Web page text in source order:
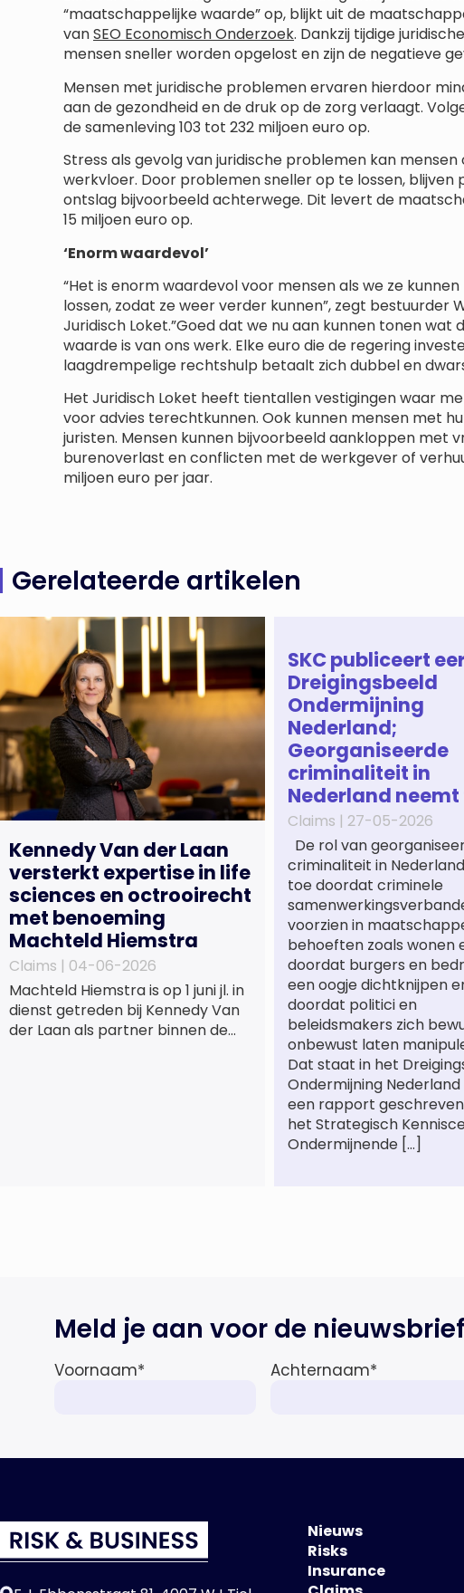
“maatschappelijke waarde” op, blijkt uit de
vanSEO Economisch Onderzoek. Dankzij tijdige
mensen sneller worden opgelost en zijn de negatieve
Mensen met juridische problemen ervaren hierdoor
aan de gezondheid en de druk op de zorg verlaagt.
de samenleving 103 tot 232 miljoen euro op.
Stress als gevolg van juridische problemen kan
werkvloer. Door problemen sneller op te lossen, blijven
ontslag bijvoorbeeld achterwege. Dit levert de
15 miljoen euro op.
‘Enorm waardevol’
“Het is enorm waardevol voor mensen als we ze
lossen, zodat ze weer verder kunnen”, zegt bestuurder
Juridisch Loket.”Goed dat we nu aan kunnen tonen
waarde is van ons werk. Elke euro die de regering
laagdrempelige rechtshulp betaalt zich dubbel en
Het Juridisch Loket heeft tientallen vestigingen waar
voor advies terechtkunnen. Ook kunnen mensen met
juristen. Mensen kunnen bijvoorbeeld aankloppen met
burenoverlast en conflicten met de werkgever of
miljoen euro per jaar.
Gerelateerde artikelen
Kennedy Van der Laan
versterkt expertise in life
sciences en octrooirecht
met benoeming
Machteld Hiemstra
Claims | 04-06-2026
Machteld Hiemstra is op 1 juni jl. in
dienst getreden bij Kennedy Van
der Laan als partner binnen de
SKC publiceert
Dreigingsbeeld
Ondermijning
Nederland;
Georganiseerde
criminaliteit in
Nederland neemt
Claims | 27-05-2026
De rol van
criminaliteit in
toe doordat criminele
voorzien in
behoeften zoals wonen
doordat burgers en
een oogje dichtknijpen
doordat politici en
beleidsmakers zich
onbewust laten
Dat staat in het
Ondermijning Nederland
een rapport
het Strategisch
Ondermijnende […]
Meld je aan voor de nieuwsbrief
Voornaam* Achternaam*
Nieuws
Risks
Insurance